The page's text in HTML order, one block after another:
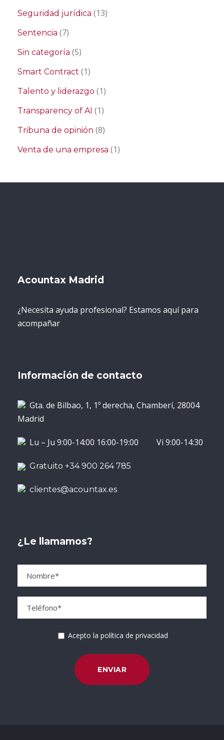
Seguridad jurídica (13)
Sentencia (7)
Sin categoría (5)
Smart Contract (1)
Talento y liderazgo (1)
Transparency of AI (1)
Tribuna de opinión (8)
Venta de una empresa (1)
Acountax Madrid
¿Necesita ayuda profesional? Estamos aquí para
acompañar
Información de contacto
Gta. de Bilbao, 1, 1º derecha, Chamberí, 28004
Madrid
Lu – Ju 9:00-14:00 16:00-19:00 Vi 9:00-14:30
Gratuito +34 900 264 785
clientes@acountax.es
¿Le llamamos?
Acepto la política de privacidad